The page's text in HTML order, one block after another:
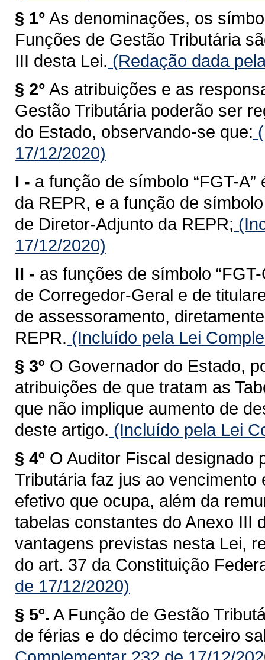
§ 1° As denominações, os
Funções de Gestão Tributária
III desta Lei. (Redação dada
§ 2° As atribuições e as
Gestão Tributária poderão ser
do Estado, observando-se que:
17/12/2020)
I - a função de símbolo “FGT-
da REPR, e a função de
de Diretor-Adjunto da REPR;
17/12/2020)
II - as funções de símbolo
de Corregedor-Geral e de
de assessoramento,
REPR. (Incluído pela Lei
§ 3º O Governador do Estado,
atribuições de que tratam as
que não implique aumento de
deste artigo. (Incluído pela Lei
§ 4º O Auditor Fiscal designado
Tributária faz jus ao
efetivo que ocupa, além da
tabelas constantes do Anexo III
vantagens previstas nesta Lei,
do art. 37 da Constituição
de 17/12/2020)
§ 5º. A Função de Gestão
de férias e do décimo terceiro